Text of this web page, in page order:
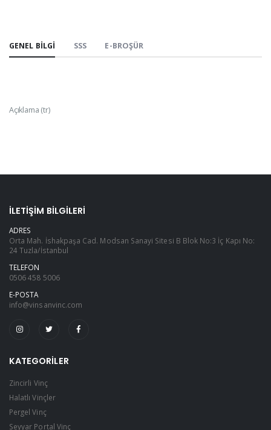
GENEL BILGI SSS E-BROŞÜR
Açıklama (tr)
İLETIŞIM BILGILERI
ADRES
Orta Mah. İshakpaşa Cad. Modsan Sanayi Sitesi B Blok No:3 İç Kapı No:
24 Tuzla/İstanbul
TELEFON
0506 458 5006
E-POSTA
info@vinsanvinc.com
KATEGORILER
Zincirli Vinç
Halatlı Vinçler
Pergel Vinç
Seyyar Portal Vinç